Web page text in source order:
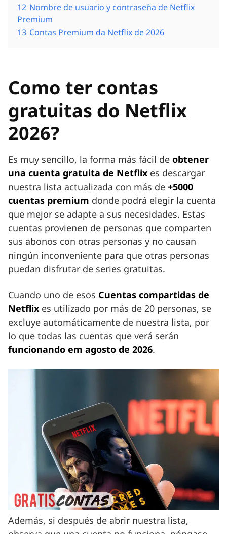
12 Nombre de usuario y contraseña de Netflix
Premium
13 Contas Premium da Netflix de 2026
Como ter contas
gratuitas do Netflix
2026?
Es muy sencillo, la forma más fácil de obtener
una cuenta gratuita de Netflix es descargar
nuestra lista actualizada con más de +5000
cuentas premium donde podrá elegir la cuenta
que mejor se adapte a sus necesidades. Estas
cuentas provienen de personas que comparten
sus abonos con otras personas y no causan
ningún inconveniente para que otras personas
puedan disfrutar de series gratuitas.
Cuando uno de esos Cuentas compartidas de
Netflix es utilizado por más de 20 personas, se
excluye automáticamente de nuestra lista, por
lo que todas las cuentas que verá serán
funcionando em agosto de 2026.
Además, si después de abrir nuestra lista,